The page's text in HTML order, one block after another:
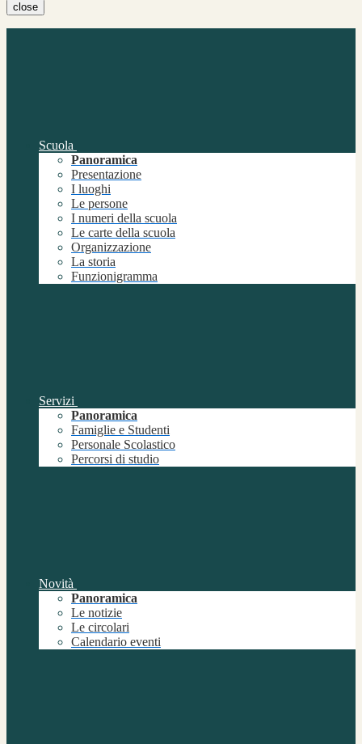
close
Scuola
Panoramica
Presentazione
I luoghi
Le persone
I numeri della scuola
Le carte della scuola
Organizzazione
La storia
Funzionigramma
Servizi
Panoramica
Famiglie e Studenti
Personale Scolastico
Percorsi di studio
Novità
Panoramica
Le notizie
Le circolari
Calendario eventi